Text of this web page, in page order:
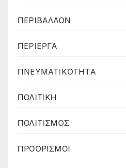
ΠΕΡΙΒΑΛΛΟΝ
ΠΕΡΙΕΡΓΑ
ΠΝΕΥΜΑΤΙΚΌΤΗΤΑ
ΠΟΛΙΤΙΚΗ
ΠΟΛΙΤΙΣΜΟΣ
ΠΡΟΟΡΙΣΜΟΙ